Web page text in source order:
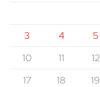
3
4 5
10
11 12
17
18 19